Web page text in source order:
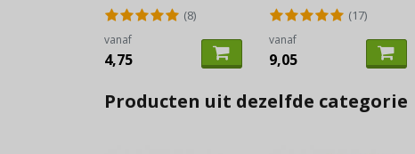
(8)
vanaf
4,75
(17)
vanaf
9,05
Producten uit dezelfde categorie